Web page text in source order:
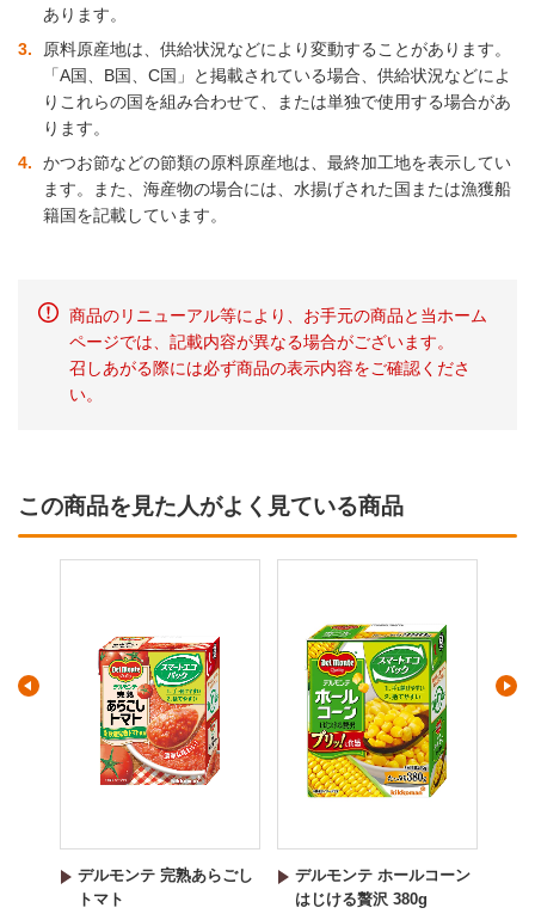
あります。
3
原料原産地は、供給状況などにより変動することがあります。
「A国、B国、C国」と掲載されている場合、供給状況などによ
りこれらの国を組み合わせて、または単独で使用する場合があ
ります。
4
かつお節などの節類の原料原産地は、最終加工地を表示してい
ます。また、海産物の場合には、水揚げされた国または漁獲船
籍国を記載しています。
商品のリニューアル等により、お手元の商品と当ホーム
ページでは、記載内容が異なる場合がございます。
召しあがる際には必ず商品の表示内容をご確認くださ
い。
この商品を見た人がよく見ている商品
完熟あらごし
デルモンテ ホールコーン
デルモンテ クリーム
ン 粒入り